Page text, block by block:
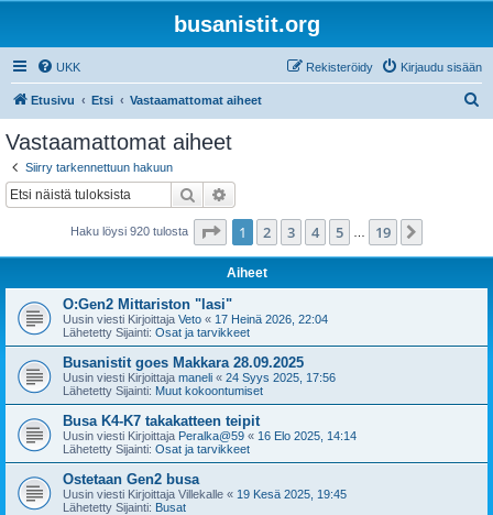
busanistit.org
UKK Kirjaudu sisään
Rekisteröidy
Etusivu Etsi Vastaamattomat aiheet
Vastaamattomat aiheet
Siirry tarkennettuun hakuun
Etsi
Haku löysi 920 tulosta Sivu /19
1 2 3 4 5 19
Aiheet
O:Gen2 Mittariston "lasi"
Uusin viesti Kirjoittaja Veto « 17 Heinä 2026, 22:04
Lähetetty Sijainti: Osat ja tarvikkeet
Busanistit goes Makkara 28.09.2025
Uusin viesti Kirjoittaja maneli « 24 Syys 2025, 17:56
Lähetetty Sijainti: Muut kokoontumiset
Busa K4-K7 takakatteen teipit
Uusin viesti Kirjoittaja Peralka@59 « 16 Elo 2025, 14:14
Lähetetty Sijainti: Osat ja tarvikkeet
Ostetaan Gen2 busa
Uusin viesti Kirjoittaja Villekalle « 19 Kesä 2025, 19:45
Lähetetty Sijainti: Busat